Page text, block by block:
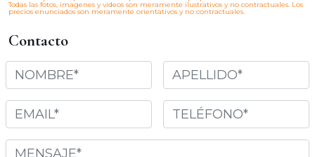
Todas las fotos, imagenes y videos son meramente ilustrativos y no contractuales. Los
precios enunciados son meramente orientativos y no contractuales.
Contacto